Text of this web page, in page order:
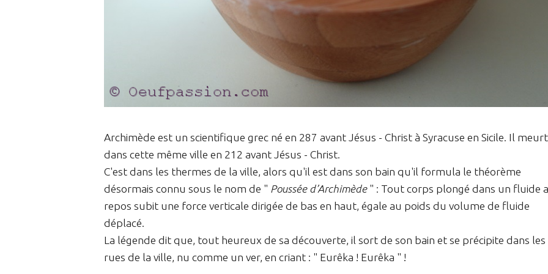
Archimède est un scientifique grec né en 287 avant Jésus - Christ à Syracuse en Sicile. Il meurt
dans cette même ville en 212 avant Jésus - Christ.
C'est dans les thermes de la ville, alors qu'il est dans son bain qu'il formula le théorème
désormais connu sous le nom de " Poussée d’Archimède " : Tout corps plongé dans un fluide
repos subit une force verticale dirigée de bas en haut, égale au poids du volume de fluide
déplacé.
La légende dit que, tout heureux de sa découverte, il sort de son bain et se précipite dans les
rues de la ville, nu comme un ver, en criant : " Eurêka ! Eurêka " !